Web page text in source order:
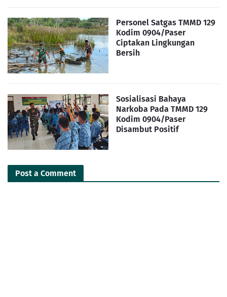
Personel Satgas TMMD 129
Kodim 0904/Paser
Ciptakan Lingkungan
Bersih
Sosialisasi Bahaya
Narkoba Pada TMMD 129
Kodim 0904/Paser
Disambut Positif
Post a Comment